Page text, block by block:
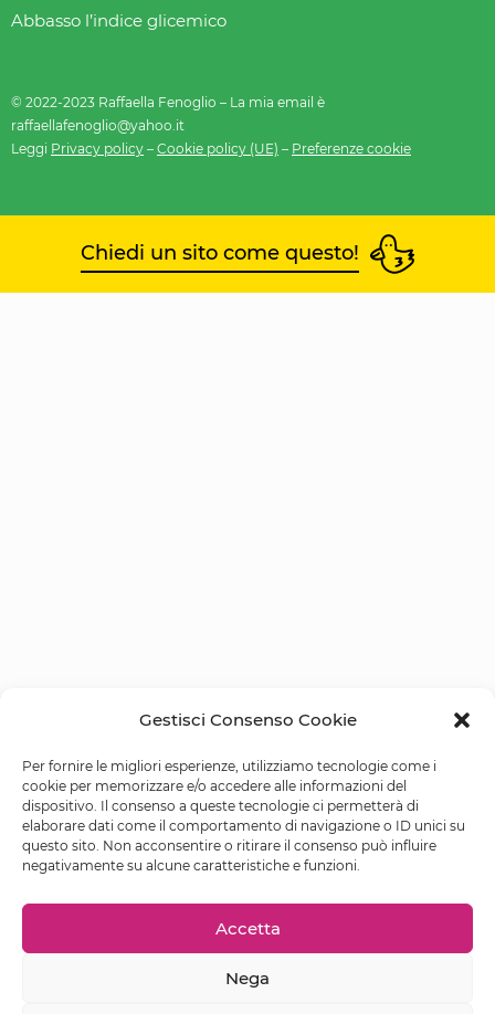
Gestisci Consenso Cookie
Per fornire le migliori esperienze, utilizziamo tecnologie come i
cookie per memorizzare e/o accedere alle informazioni del
dispositivo. Il consenso a queste tecnologie ci permetterà di
elaborare dati come il comportamento di navigazione o ID unici su
questo sito. Non acconsentire o ritirare il consenso può influire
negativamente su alcune caratteristiche e funzioni.
Accetta
Nega
Abbasso l’indice glicemico
© 2022-2023 Raffaella Fenoglio – La mia email è
raffaellafenoglio@yahoo.it
Leggi Privacy policy – Cookie policy (UE) – Preferenze cookie
Chiedi un sito come questo!